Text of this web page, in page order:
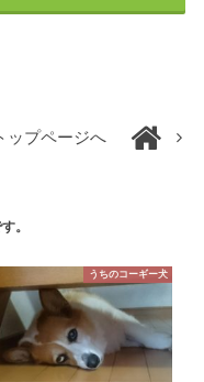
ップページへ
。
うちのコーギー犬